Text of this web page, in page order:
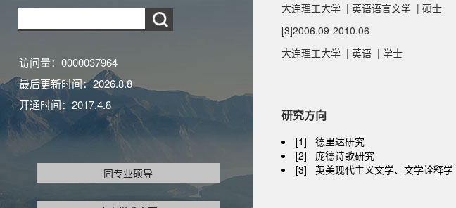
访问量： 0000037964
最后更新时间：2026.8.8
开通时间： 2017.4.8
同专业硕导
大连理工大学 | 英语语言文学 | 硕士
[3]2006.09-2010.06
大连理工大学 | 英语 | 学士
研究方向
[1] 德里达研究
[2] 庞德诗歌研究
[3] 英美现代主义文学、文学诠释学